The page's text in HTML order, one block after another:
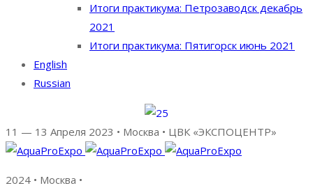
Итоги практикума: Петрозаводск декабрь
2021
Итоги практикума: Пятигорск июнь 2021
English
Russian
11 — 13 Апреля 2023 • Москва • ЦВК «ЭКСПОЦЕНТР»
2024 • Москва •